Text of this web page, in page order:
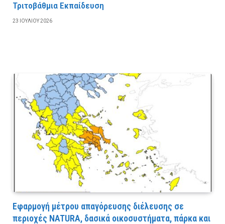
Τριτοβάθμια Εκπαίδευση
23 ΙΟΥΛΊΟΥ 2026
Εφαρμογή μέτρου απαγόρευσης διέλευσης σε
περιοχές NATURA, δασικά οικοσυστήματα, πάρκα και